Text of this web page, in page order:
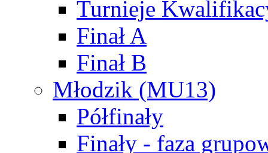
Turnieje
Finał A
Finał B
Młodzik (MU13)
Półfinały
Finały - faza